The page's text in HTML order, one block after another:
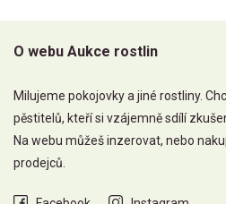
O webu Aukce rostlin
Milujeme pokojovky a jiné rostliny.
pěstitelů, kteří si vzájemně sdílí
Na webu můžeš inzerovat, nebo
prodejců.